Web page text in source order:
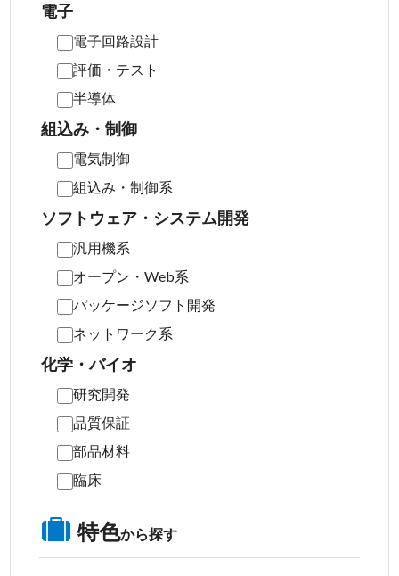
電子
電子回路設計
評価・テスト
半導体
組込み・制御
電気制御
組込み・制御系
ソフトウェア・システム開発
汎用機系
オープン・Web系
パッケージソフト開発
ネットワーク系
化学・バイオ
研究開発
品質保証
部品材料
臨床
特色から探す